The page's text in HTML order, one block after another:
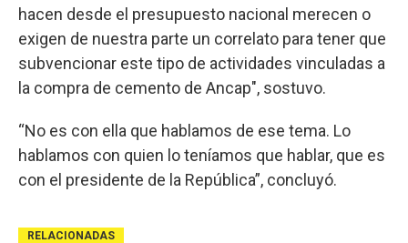
hacen desde el presupuesto nacional merecen o
exigen de nuestra parte un correlato para tener que
subvencionar este tipo de actividades vinculadas a
la compra de cemento de Ancap", sostuvo.
“No es con ella que hablamos de ese tema. Lo
hablamos con quien lo teníamos que hablar, que es
con el presidente de la República”, concluyó.
RELACIONADAS